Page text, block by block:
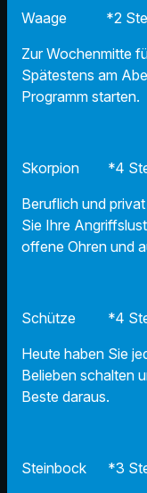
Waage *2
Zur Wochenmitte
Spätestens am
Programm starten.
Skorpion *4
Beruflich und
Sie Ihre
offene Ohren und
Schütze *4
Heute haben Sie
Belieben schalten
Beste daraus.
Steinbock *3